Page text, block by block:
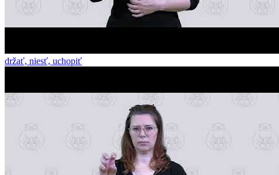
držať, niesť, uchopiť